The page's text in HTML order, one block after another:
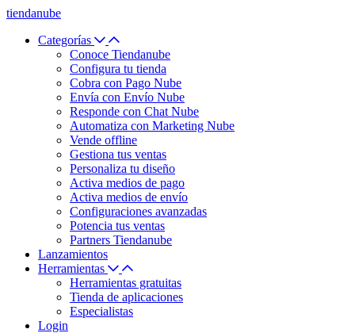
tiendanube
Categorías
Conoce Tiendanube
Configura tu tienda
Cobra con Pago Nube
Envía con Envío Nube
Responde con Chat Nube
Automatiza con Marketing Nube
Vende offline
Gestiona tus ventas
Personaliza tu diseño
Activa medios de pago
Activa medios de envío
Configuraciones avanzadas
Potencia tus ventas
Partners Tiendanube
Lanzamientos
Herramientas
Herramientas gratuitas
Tienda de aplicaciones
Especialistas
Login